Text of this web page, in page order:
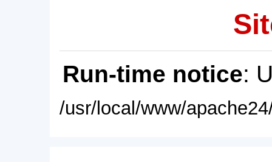
Run-time notice:
/usr/local/www/